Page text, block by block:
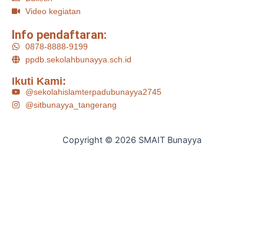
Video kegiatan
Info pendaftaran:
0878-8888-9199
ppdb.sekolahbunayya.sch.id
Ikuti Kami:
@sekolahislamterpadubunayya2745
@sitbunayya_tangerang
Copyright © 2026 SMAIT Bunayya